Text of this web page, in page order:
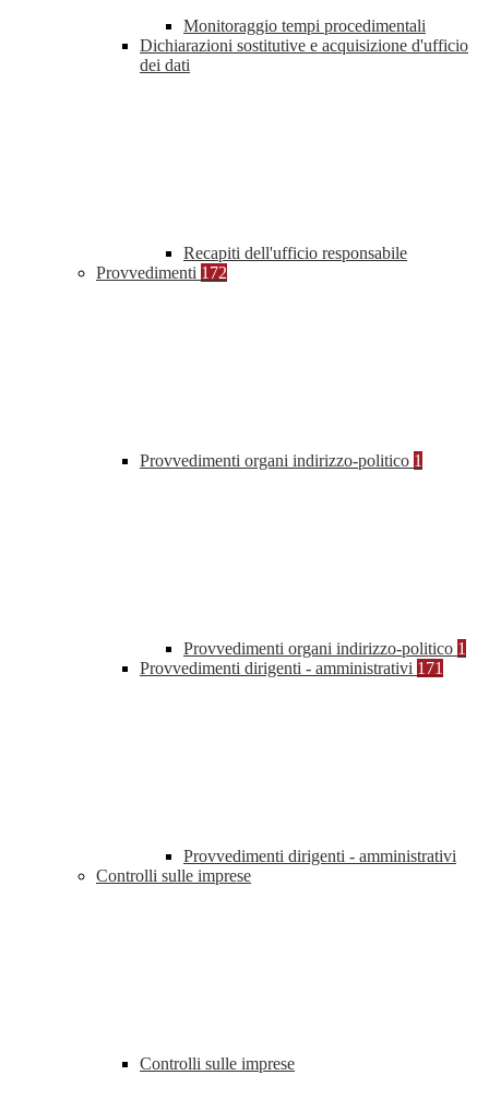
Monitoraggio tempi procedimentali
Dichiarazioni sostitutive e acquisizione d'ufficio
dei dati
Recapiti dell'ufficio responsabile
Provvedimenti 172
Provvedimenti organi indirizzo-politico 1
Provvedimenti organi indirizzo-politico 1
Provvedimenti dirigenti - amministrativi 171
Provvedimenti dirigenti - amministrativi
Controlli sulle imprese
Controlli sulle imprese